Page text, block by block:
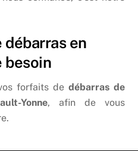
débarras en
besoin
forfaits de débarras de
Yonne, afin de vous